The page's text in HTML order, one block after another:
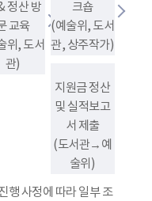
정산 방
교육
위, 도서
관)
크숍
(예술위, 도서
관, 상주작가)
지원금 정산
및 실적보고
서 제출
(도서관→예
술위)
행 사정에 따라 일부 조